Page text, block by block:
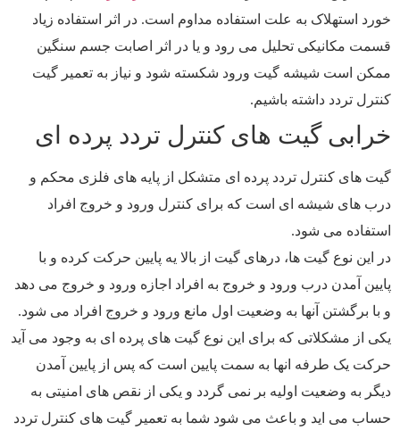
خورد استهلاک به علت استفاده مداوم است. در اثر استفاده زیاد
قسمت مکانیکی تحلیل می رود و یا در اثر اصابت جسم سنگین
ممکن است شیشه گیت ورود شکسته شود و نیاز به تعمیر گیت
کنترل تردد داشته باشیم.
خرابی گیت های کنترل تردد پرده ای
گیت های کنترل تردد پرده ای متشکل از پایه های فلزی محکم و
درب های شیشه ای است که برای کنترل ورود و خروج افراد
استفاده می شود.
در این نوع گیت ها، درهای گیت از بالا یه پایین حرکت کرده و با
پایین آمدن درب ورود و خروج به افراد اجازه ورود و خروج می دهد
و با برگشتن آنها به وضعیت اول مانع ورود و خروج افراد می شود.
یکی از مشکلاتی که برای این نوع گیت های پرده ای به وجود می آید
حرکت یک طرفه انها به سمت پایین است که پس از پایین آمدن
دیگر به وضعیت اولیه بر نمی گردد و یکی از نقص های امنیتی به
حساب می اید و باعث می شود شما به تعمیر گیت های کنترل تردد